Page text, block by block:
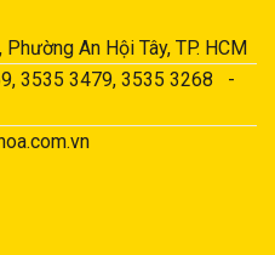
An Hội Tây, TP. HCM
3535 3479, 3535 3268 -